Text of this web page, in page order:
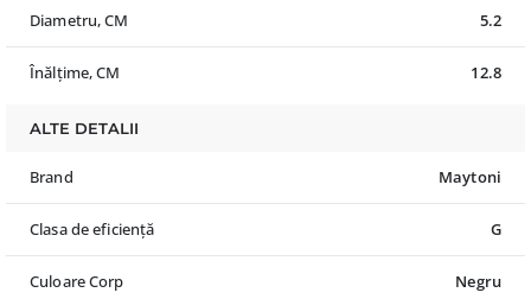
Diametru, CM 5.2
Înălțime, CM 12.8
ALTE DETALII
Brand Maytoni
Clasa de eficiență G
Culoare Corp Negru